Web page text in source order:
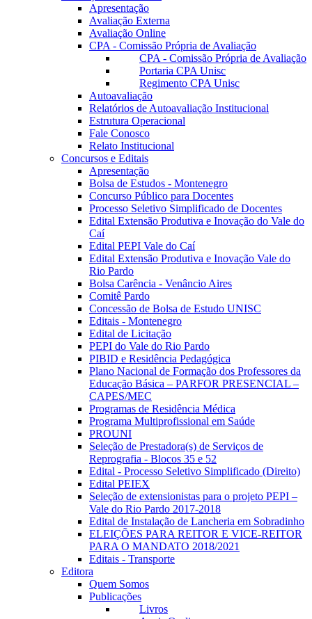
Apresentação
Avaliação Externa
Avaliação Online
CPA - Comissão Própria de Avaliação
CPA - Comissão Própria de Avaliação
Portaria CPA Unisc
Regimento CPA Unisc
Autoavaliação
Relatórios de Autoavaliação Institucional
Estrutura Operacional
Fale Conosco
Relato Institucional
Concursos e Editais
Apresentação
Bolsa de Estudos - Montenegro
Concurso Público para Docentes
Processo Seletivo Simplificado de Docentes
Edital Extensão Produtiva e Inovação do Vale do
Caí
Edital PEPI Vale do Caí
Edital Extensão Produtiva e Inovação Vale do
Rio Pardo
Bolsa Carência - Venâncio Aires
Comitê Pardo
Concessão de Bolsa de Estudo UNISC
Editais - Montenegro
Edital de Licitação
PEPI do Vale do Rio Pardo
PIBID e Residência Pedagógica
Plano Nacional de Formação dos Professores da
Educação Básica – PARFOR PRESENCIAL –
CAPES/MEC
Programas de Residência Médica
Programa Multiprofissional em Saúde
PROUNI
Seleção de Prestadora(s) de Serviços de
Reprografia - Blocos 35 e 52
Edital - Processo Seletivo Simplificado (Direito)
Edital PEIEX
Seleção de extensionistas para o projeto PEPI –
Vale do Rio Pardo 2017-2018
Edital de Instalação de Lancheria em Sobradinho
ELEIÇÕES PARA REITOR E VICE-REITOR
PARA O MANDATO 2018/2021
Editais - Transporte
Editora
Quem Somos
Publicações
Livros